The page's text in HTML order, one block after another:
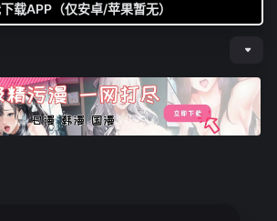
载APP（仅安卓/苹果暂无）